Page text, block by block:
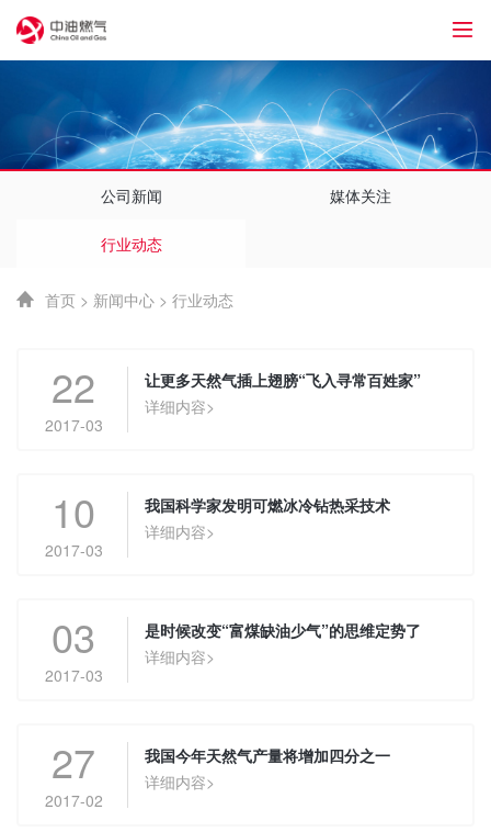
公司新闻 媒体关注
行业动态
首页 > 新闻中心 > 行业动态
22
2017-03
让更多天然气插上翅膀“飞入寻常百姓家”
详细内容>
10
2017-03
我国科学家发明可燃冰冷钻热采技术
详细内容>
03
2017-03
是时候改变“富煤缺油少气”的思维定势了
详细内容>
27
2017-02
我国今年天然气产量将增加四分之一
详细内容>